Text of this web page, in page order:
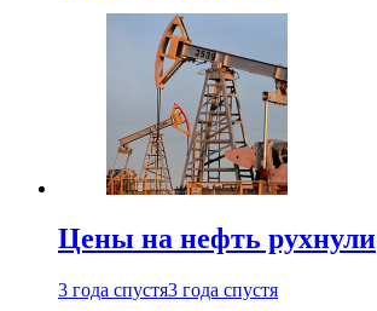
Цены на нефть рухнули
3 года спустя3 года спустя